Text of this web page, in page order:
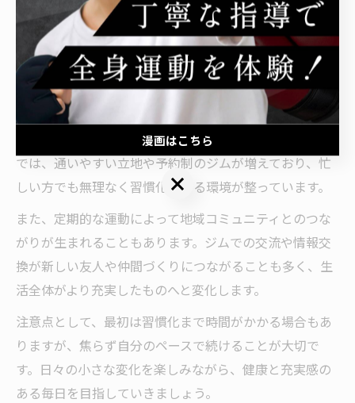
生活に溶け込むジム習慣がもたらす変化
ジム習慣が生活にしっかり溶け込むと、日常のさまざま
な場面で前向きな変化が現れます。例えば、朝の目覚め
が良くなったり、仕事や家事の効率が上がったりと、身
体だけでなく心の健康にも良い影響を与えます。太田市
では、通いやすい立地や予約制のジムが増えており、忙
しい方でも無理なく習慣化できる環境が整っています。
また、定期的な運動によって地域コミュニティとのつな
がりが生まれることもあります。ジムでの交流や情報交
換が新しい友人や仲間づくりにつながることも多く、生
活全体がより充実したものへと変化します。
注意点として、最初は習慣化まで時間がかかる場合もあ
りますが、焦らず自分のペースで続けることが大切で
す。日々の小さな変化を楽しみながら、健康と充実感の
ある毎日を目指していきましょう。
漫画はこちら
漫画はこちら